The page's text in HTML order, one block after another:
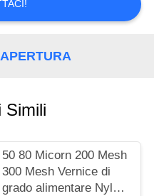
Simili
50 80 Micorn 200 Mesh
300 Mesh Vernice di
grado alimentare Nylon